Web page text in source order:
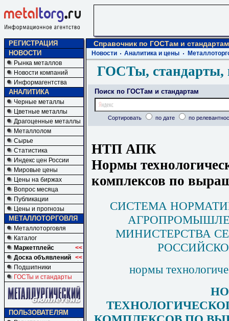
РЕГИСТРАЦИЯ
НОВОСТИ
Рынка металлов
Новости компаний
Информагентства
АНАЛИТИКА
Черные металлы
Цветные металлы
Драгоценные металлы
Металлолом
Сырье
Статистика
Индекс цен России
Мировые цены
Цены на биржах
Вопрос месяца
Публикации
Цены и прогнозы
МЕТАЛЛОТОРГОВЛЯ
Металлоторговля
Каталог
Маркетплейс
<<
Доска объявлений <<
Подшипники
ГОСТы и стандарты
ПОЛЬЗОВАТЕЛЯМ
Справочник по ГОСТам и стандартам
Новости Аналитика и цены
ГОСТы, стандарты,
Поиск по ГОСТам и стандартам
Сортировать по дате по
НТП АПК
Нормы
комплексов по
СИСТЕМА
МИНИСТЕРСТВА
нормы